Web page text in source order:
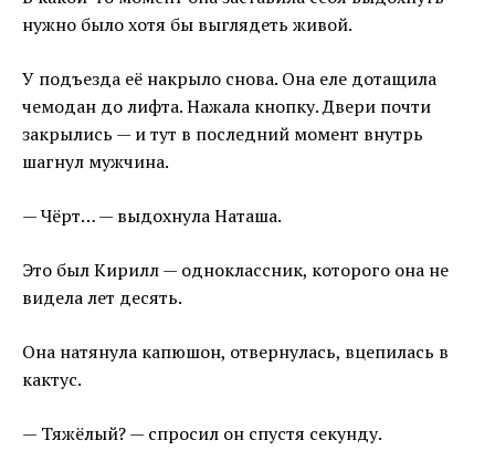
нужно было хотя бы выглядеть живой.
У подъезда её накрыло снова. Она еле дотащила
чемодан до лифта. Нажала кнопку. Двери почти
закрылись — и тут в последний момент внутрь
шагнул мужчина.
— Чёрт… — выдохнула Наташа.
Это был Кирилл — одноклассник, которого она не
видела лет десять.
Она натянула капюшон, отвернулась, вцепилась в
кактус.
— Тяжёлый? — спросил он спустя секунду.